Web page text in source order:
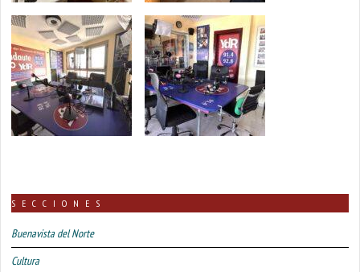
SECCIONES
Buenavista del Norte
Cultura